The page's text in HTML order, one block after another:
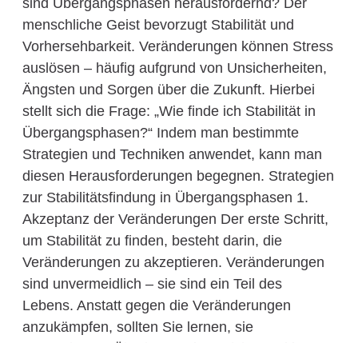
sind Übergangsphasen herausfordernd? Der
menschliche Geist bevorzugt Stabilität und
Vorhersehbarkeit. Veränderungen können Stress
auslösen – häufig aufgrund von Unsicherheiten,
Ängsten und Sorgen über die Zukunft. Hierbei
stellt sich die Frage: „Wie finde ich Stabilität in
Übergangsphasen?“ Indem man bestimmte
Strategien und Techniken anwendet, kann man
diesen Herausforderungen begegnen. Strategien
zur Stabilitätsfindung in Übergangsphasen 1.
Akzeptanz der Veränderungen Der erste Schritt,
um Stabilität zu finden, besteht darin, die
Veränderungen zu akzeptieren. Veränderungen
sind unvermeidlich – sie sind ein Teil des
Lebens. Anstatt gegen die Veränderungen
anzukämpfen, sollten Sie lernen, sie